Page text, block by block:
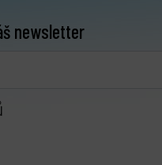
newsletter